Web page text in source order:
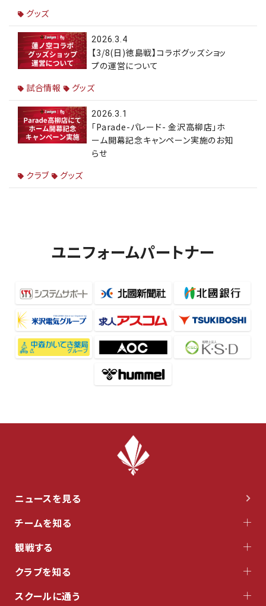
グッズ
2026.3.4
【3/8(日)徳島戦】コラボグッズショッ
プの運営について
試合情報
グッズ
2026.3.1
「Parade-パレード- 金沢高柳店」ホ
ーム開幕記念キャンペーン実施のお知
らせ
クラブ
グッズ
ユニフォームパートナー
ニュースを見る
チームを知る
観戦する
クラブを知る
スクールに通う